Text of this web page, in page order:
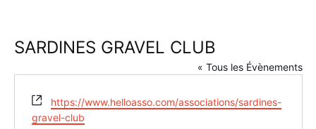
SARDINES GRAVEL CLUB
« Tous les Évènements
Site
web
https://www.helloasso.com/associations/sardines-
gravel-club